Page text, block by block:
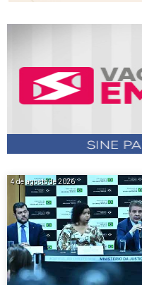
4 de agosto de 2026